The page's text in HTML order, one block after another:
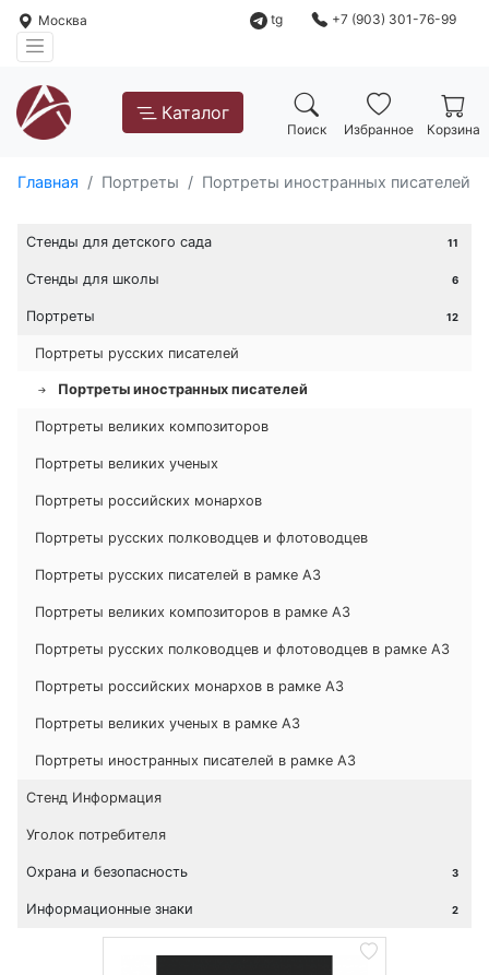
Москва tg +7 (903) 301-76-99
Каталог
Поиск Избранное Корзина
Главная Портреты Портреты иностранных писателей
Стенды для детского сада 11
Стенды для школы 6
Портреты 12
Портреты русских писателей
Портреты иностранных писателей
Портреты великих композиторов
Портреты великих ученых
Портреты российских монархов
Портреты русских полководцев и флотоводцев
Портреты русских писателей в рамке А3
Портреты великих композиторов в рамке А3
Портреты русских полководцев и флотоводцев в рамке А3
Портреты российских монархов в рамке А3
Портреты великих ученых в рамке А3
Портреты иностранных писателей в рамке А3
Стенд Информация
Уголок потребителя
Охрана и безопасность 3
Информационные знаки 2